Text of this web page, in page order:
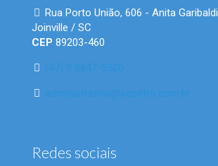
Rua Porto União, 606 - Anita Garibaldi
Joinville / SC
CEP 89203-460
(47) 9 8847-9520
administrativo@scpetro.com.br
Redes sociais